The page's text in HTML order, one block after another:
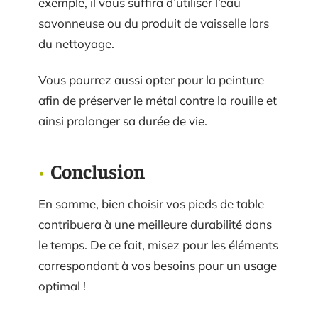
savonneuse ou du produit de vaisselle lors
du nettoyage.
Vous pourrez aussi opter pour la peinture
afin de préserver le métal contre la rouille et
ainsi prolonger sa durée de vie.
Conclusion
En somme, bien choisir vos pieds de table
contribuera à une meilleure durabilité dans
le temps. De ce fait, misez pour les éléments
correspondant à vos besoins pour un usage
optimal !